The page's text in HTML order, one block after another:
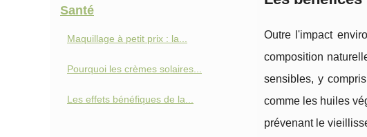
Outre l'impact
composition
sensibles, y
comme les huiles
prévenant le
Santé
Maquillage à petit prix : la...
Pourquoi les crèmes solaires...
Les effets bénéfiques de la...